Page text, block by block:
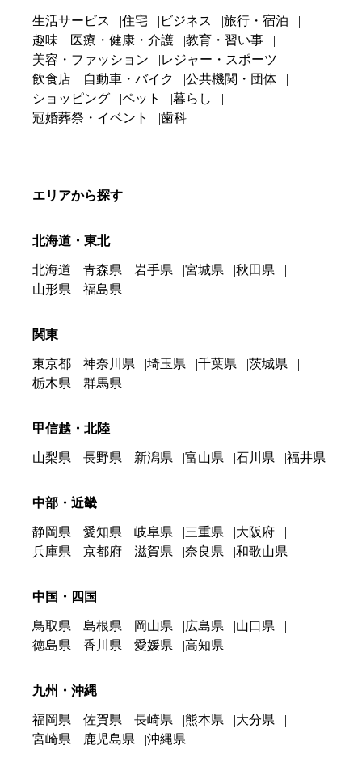
生活サービス 住宅 ビジネス
旅行・宿泊
趣味
医療・健康・介護
教育・習い事
美容・ファッション
レジャー・スポーツ
飲食店
自動車・バイク
公共機関・団体
ショッピング
ペット
暮らし
冠婚葬祭・イベント
歯科
エリアから探す
北海道・東北
北海道 青森県 岩手県 宮城県
秋田県
山形県
福島県
関東
東京都 神奈川県 埼玉県 千葉県
茨城県
栃木県
群馬県
甲信越・北陸
山梨県 長野県 新潟県 富山県 石川県 福井県
中部・近畿
静岡県 愛知県 岐阜県 三重県
大阪府
兵庫県
京都府 滋賀県 奈良県 和歌山県
中国・四国
鳥取県 島根県 岡山県 広島県
山口県
徳島県
香川県 愛媛県 高知県
九州・沖縄
福岡県 佐賀県 長崎県 熊本県
大分県
宮崎県
鹿児島県 沖縄県